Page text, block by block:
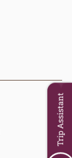
Trip Assistant